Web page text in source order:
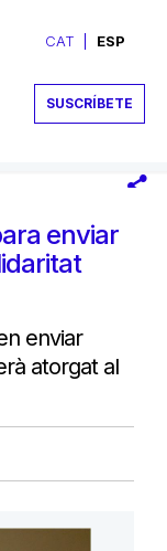
CAT ESP
SUSCRÍBETE
enviar
enviar
atorgat al